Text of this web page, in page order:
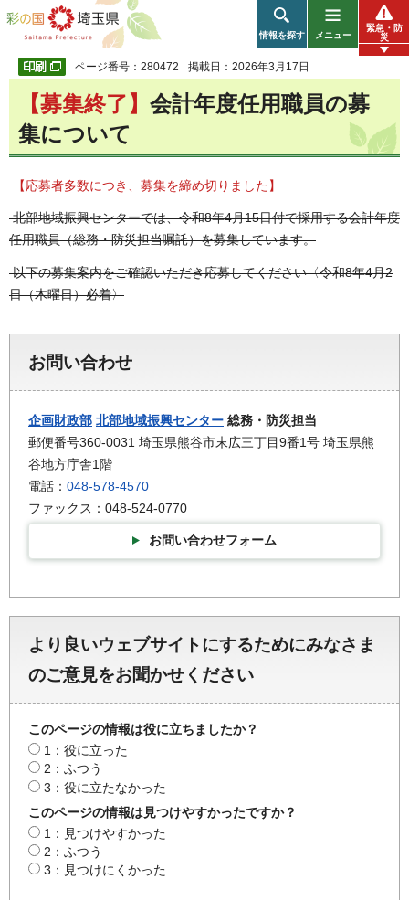
彩の国 埼玉県
情報を探す メニュー
緊急・防
災
ページ番号：280472 掲載日：2026年3月17日
【募集終了】 会計年度任用職員の募
集について
【応募者多数につき、募集を締め切りました】
北部地域振興センターでは、令和8年4月15日付で採用する会計年度
任用職員（総務・防災担当嘱託）を募集しています。
以下の募集案内をご確認いただき応募してください〈令和8年4月2
日（木曜日）必着〉
お問い合わせ
企画財政部 北部地域振興センター 総務・防災担当
郵便番号360-0031 埼玉県熊谷市末広三丁目9番1号 埼玉県熊
谷地方庁舎1階
電話： 048-578-4570
ファックス：048-524-0770
お問い合わせフォーム
より良いウェブサイトにするためにみなさま
のご意見をお聞かせください
このページの情報は役に立ちましたか？
1：役に立った
2：ふつう
3：役に立たなかった
このページの情報は見つけやすかったですか？
1：見つけやすかった
2：ふつう
3：見つけにくかった